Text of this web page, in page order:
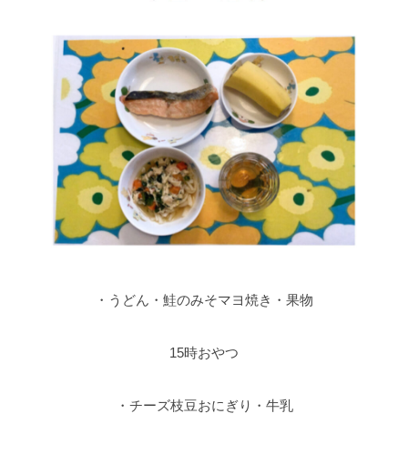
・うどん・鮭のみそマヨ焼き・果物
15時おやつ
・チーズ枝豆おにぎり・牛乳